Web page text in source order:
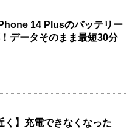
14 Plusのバッテリー
データそのまま最短30分
く】充電できなくなった